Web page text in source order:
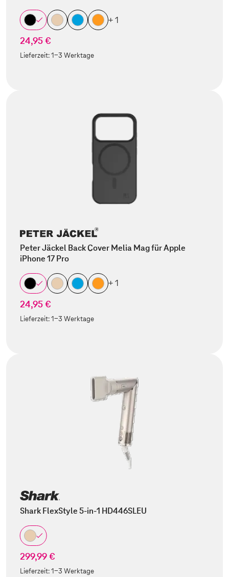
+ 1
24,95 €
Lieferzeit:1-3 Werktage
Peter Jäckel Back Cover Melia Mag für Apple
iPhone 17 Pro
+ 1
24,95 €
Lieferzeit:1-3 Werktage
Shark FlexStyle 5-in-1 HD446SLEU
299,99 €
Lieferzeit:1-3 Werktage